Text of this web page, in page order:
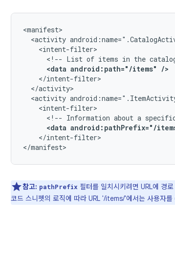
<activity
<!-- List of items in the
<data android:path="/items" />
<activity
<!-- Information about a
<data android:pathPrefix="/
</intent-filter>
</manifest>
참고: pathPrefix 필터를 일치시키려면 URL에 경
코드 스니펫의 로직에 따라 URL '/items/'에서는 사용자를